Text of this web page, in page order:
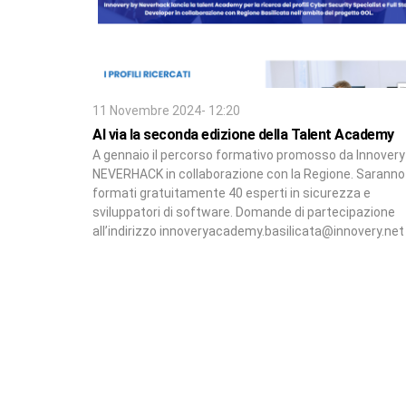
11 Novembre 2024- 12:20
Al via la seconda edizione della Talent Academy
A gennaio il percorso formativo promosso da
NEVERHACK in collaborazione con la Regione. Saranno
formati gratuitamente 40 esperti in sicurezza e
sviluppatori di software. Domande di partecipazione
all’indirizzo innoveryacademy.basilicata@innovery.net